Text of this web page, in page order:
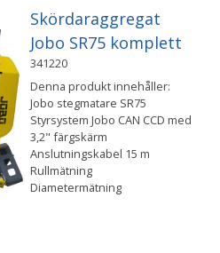
Skördaraggregat
Jobo SR75 komplett
341220
Denna produkt innehåller:
Jobo stegmatare SR75
Styrsystem Jobo CAN CCD med
3,2" färgskärm
Anslutningskabel 15 m
Rullmätning
Diametermätning